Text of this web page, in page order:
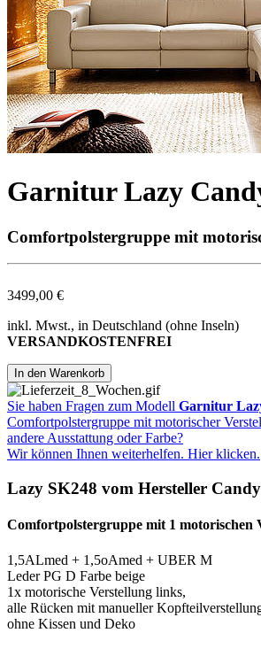
Garnitur Lazy
Comfortpolstergruppe mit
3499,00 €
inkl. Mwst., in Deutschland (ohne Inseln)
VERSANDKOSTENFREI
Sie haben Fragen zum Modell Garnitur
Comfortpolstergruppe mit motorischer
andere Ausstattung oder Farbe?
Wir können Ihnen weiterhelfen. Hier klicken.
Lazy SK248 vom Hersteller Candy
Comfortpolstergruppe mit 1 motorischen
1,5ALmed + 1,5oAmed + UBER M
Leder PG D Farbe beige
1x motorische Verstellung links,
alle Rücken mit manueller
ohne Kissen und Deko